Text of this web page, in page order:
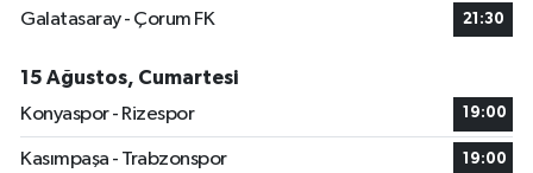
Galatasaray - Çorum FK
21:30
15 Ağustos, Cumartesi
Konyaspor - Rizespor
19:00
Kasımpaşa - Trabzonspor 19:00